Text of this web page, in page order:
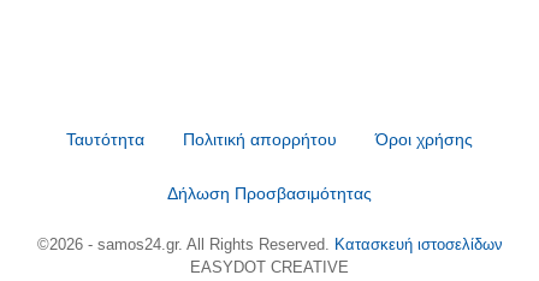
Ταυτότητα Πολιτική απορρήτου Όροι χρήσης
Δήλωση Προσβασιμότητας
©2026 - samos24.gr. All Rights Reserved. Κατασκευή ιστοσελίδων
EASYDOT CREATIVE